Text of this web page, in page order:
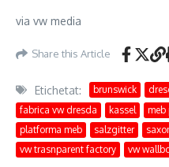
via vw media
Share this Article
Etichetat: brunswick
fabrica vw dresda
kassel meb
platforma meb
salzgitter
vw trasnparent factory
vw